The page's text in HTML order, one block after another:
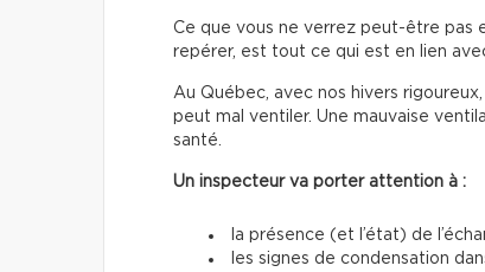
Ce que vous ne verrez peut-être pas
repérer, est tout ce qui est en lien
Au Québec, avec nos hivers
peut mal ventiler. Une mauvaise
santé.
Un inspecteur va porter attention à :
la présence (et l’état) de
les signes de condensation